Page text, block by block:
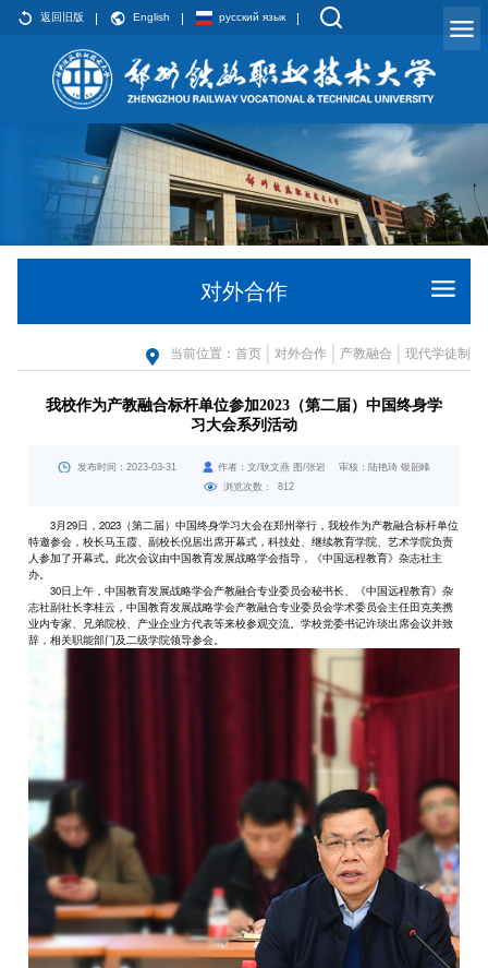
返回旧版 English русский язык
对外合作
当前位置： 首页 对外合作 产教融合 现代学徒制
我校作为产教融合标杆单位参加2023（第二届）中国终身学
习大会系列活动
发布时间：2023-03-31
作者：文/耿文燕 图/张岩 审核：陆艳琦 银韶峰
浏览次数：
812
3月29日，2023（第二届）中国终身学习大会在郑州举行，我校作为产教融合标杆单位
特邀参会，校长马玉霞、副校长倪居出席开幕式，科技处、继续教育学院、艺术学院负责
人参加了开幕式。此次会议由中国教育发展战略学会指导，《中国远程教育》杂志社主
办。
30日上午，中国教育发展战略学会产教融合专业委员会秘书长、《中国远程教育》杂
志社副社长李桂云，中国教育发展战略学会产教融合专业委员会学术委员会主任田克美携
业内专家、兄弟院校、产业企业方代表等来校参观交流。学校党委书记许琰出席会议并致
辞，相关职能部门及二级学院领导参会。